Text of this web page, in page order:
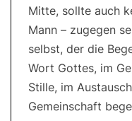
Mitte, sollte auch
Mann – zugegen
selbst, der die
Wort Gottes, im
Stille, im
Gemeinschaft